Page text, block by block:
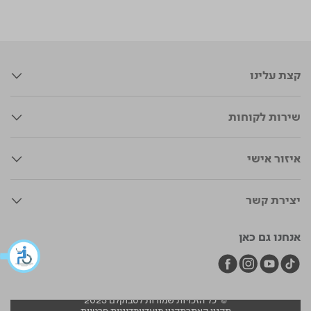
קצת עלינו
שירות לקוחות
איזור אישי
יצירת קשר
אנחנו גם כאן
© כל הזכויות שמורות לסבוקלם 2025